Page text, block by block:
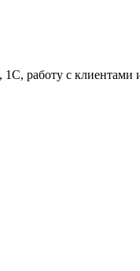
работу с клиентами